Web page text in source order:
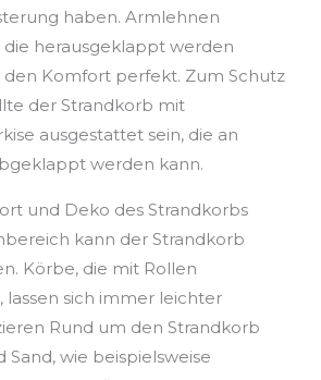
haben. Armlehnen
die herausgeklappt werden
Komfort perfekt. Zum Schutz
der Strandkorb mit
ausgestattet sein, die an
werden kann.
und Deko desStrandkorbs
kann der Strandkorb
Körbe, die mit Rollen
lassen sich immer leichter
Rund um den Strandkorb
Sand, wie beispielsweise